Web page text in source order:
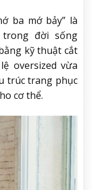
ba mớ bảy” là
đời sống
kỹ thuật cắt
oversized vừa
trúc trang phục
cơ thể.